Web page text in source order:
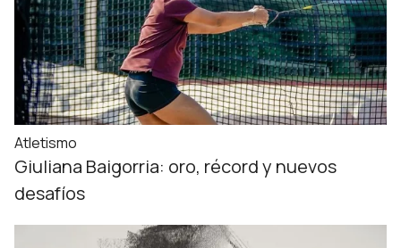
Atletismo
Giuliana Baigorria: oro, récord y nuevos
desafíos